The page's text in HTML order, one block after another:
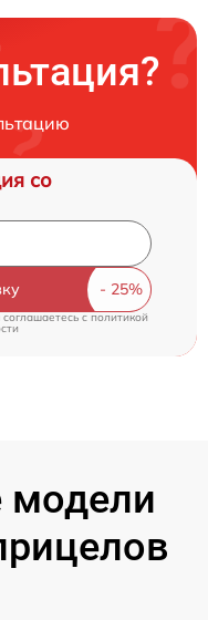
со
c политикой
модели